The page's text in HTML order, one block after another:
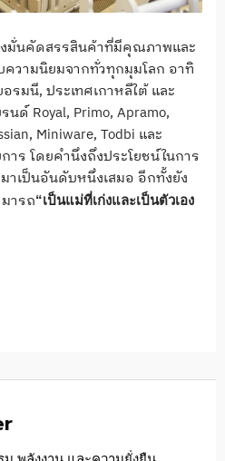
มั่นคัดสรรสินค้าที่มีคุณภาพและ
วามนิยมจากทั่วทุกมุมโลก อาทิ
รมนี, ประเทศเกาหลีใต้ และ
ด์ Royal, Primo, Apramo,
Miniware, Todbi และ
าร โดยคำนึงถึงประโยชน์ในการ
าเป็นอันดับหนึ่งเสมอ อีกทั้งยัง
ารถ“เป็นแม่ที่เก่งและเป็นตัวเอง